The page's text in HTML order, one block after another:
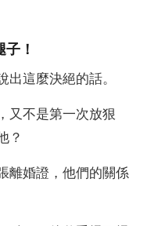
！
這麼決絕的話。
又不是第一次放狠
？
離婚證，他們的關係